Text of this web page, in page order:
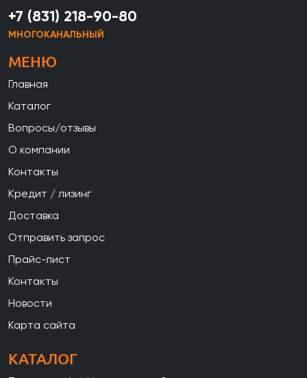
+7 (831) 218-90-80
МНОГОКАНАЛЬНЫЙ
МЕНЮ
Главная
Каталог
Вопросы/отзывы
О компании
Контакты
Кредит / лизинг
Доставка
Отправить запрос
Прайс-лист
Контакты
Новости
Карта сайта
КАТАЛОГ